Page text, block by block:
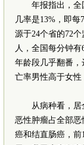
年报指出，全
几率是13%，即
源于24个省的72
人，全国每分钟
年龄段几乎翻番，
亡率男性高于女性
从病种看，
恶性肿瘤占全部恶
癌和结直肠癌，前